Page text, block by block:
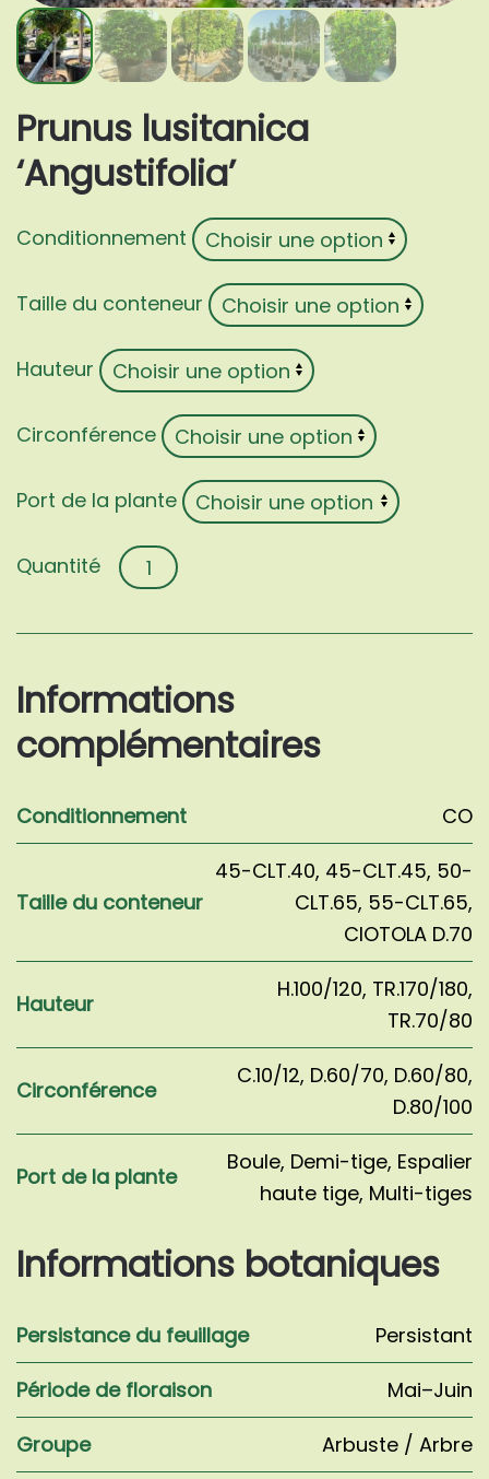
Prunus lusitanica
‘Angustifolia’
Conditionnement
Taille du conteneur
Hauteur
Circonférence
Port de la plante
quantité
de
'Angustifolia'
Informations
complémentaires
Conditionnement CO
Taille du conteneur
45-CLT.40, 45-CLT.45, 50-
CLT.65, 55-CLT.65,
CIOTOLA D.70
Hauteur
H.100/120, TR.170/180,
TR.70/80
Circonférence
C.10/12, D.60/70, D.60/80,
D.80/100
Port de la plante
Boule, Demi-tige, Espalier
haute tige, Multi-tiges
Informations botaniques
Persistance du feuillage
Persistant
Période de floraison
Mai–Juin
Groupe
Arbuste / Arbre